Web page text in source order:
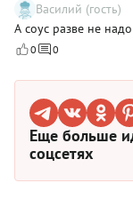
Василий (гость)
А соус разве не
0 0
Еще больше
соцсетях